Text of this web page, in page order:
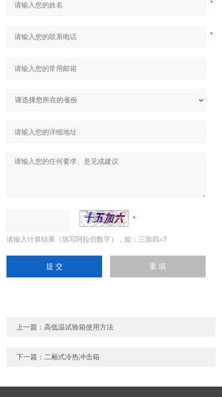
请输入计算结果（填写阿拉伯数字），如：三加四=7
上一篇：高低温试验箱使用方法
下一篇：二厢式冷热冲击箱